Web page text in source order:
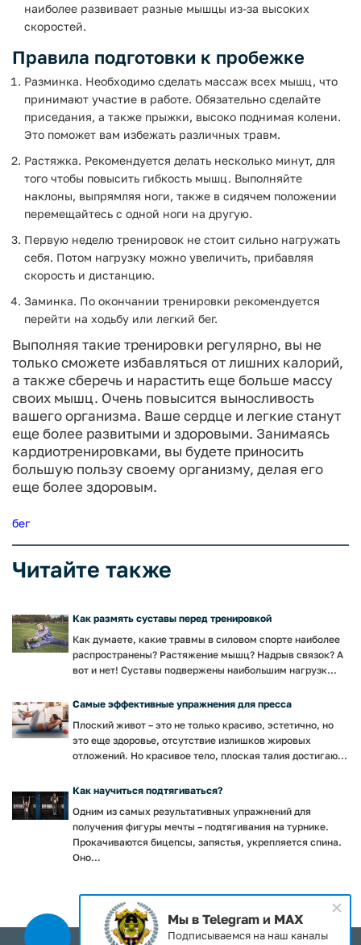
наиболее развивает разные мышцы из-за высоких
скоростей.
Правила подготовки к пробежке
Разминка. Необходимо сделать массаж всех мышц, что
принимают участие в работе. Обязательно сделайте
приседания, а также прыжки, высоко поднимая колени.
Это поможет вам избежать различных травм.
Растяжка. Рекомендуется делать несколько минут, для
того чтобы повысить гибкость мышц. Выполняйте
наклоны, выпрямляя ноги, также в сидячем положении
перемещайтесь с одной ноги на другую.
Первую неделю тренировок не стоит сильно нагружать
себя. Потом нагрузку можно увеличить, прибавляя
скорость и дистанцию.
Заминка. По окончании тренировки рекомендуется
перейти на ходьбу или легкий бег.
Выполняя такие тренировки регулярно, вы не
только сможете избавляться от лишних калорий,
а также сберечь и нарастить еще больше массу
своих мышц. Очень повысится выносливость
вашего организма. Ваше сердце и легкие станут
еще более развитыми и здоровыми. Занимаясь
кардиотренировками, вы будете приносить
большую пользу своему организму, делая его
еще более здоровым.
бег
Читайте также
Как размять суставы перед тренировкой
Как думаете, какие травмы в силовом спорте наиболее
распространены? Растяжение мышц? Надрыв связок? А
вот и нет! Суставы подвержены наибольшим нагрузк...
Самые эффективные упражнения для пресса
Плоский живот – это не только красиво, эстетично, но
это еще здоровье, отсутствие излишков жировых
отложений. Но красивое тело, плоская талия достигаю...
Как научиться подтягиваться?
Одним из самых результативных упражнений для
получения фигуры мечты – подтягивания на турнике.
Прокачиваются бицепсы, запястья, укрепляется спина.
Оно...
Мы в Telegram и MAX
Подписываемся на наш каналы